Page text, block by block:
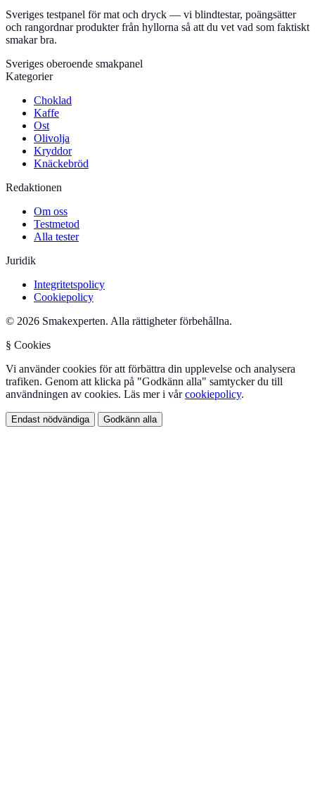
Sveriges testpanel för mat och dryck — vi blindtestar, poängsätter
och rangordnar produkter från hyllorna så att du vet vad som faktiskt
smakar bra.
Sveriges oberoende smakpanel
Kategorier
Choklad
Kaffe
Ost
Olivolja
Kryddor
Knäckebröd
Redaktionen
Om oss
Testmetod
Alla tester
Juridik
Integritetspolicy
Cookiepolicy
© 2026 Smakexperten. Alla rättigheter förbehållna.
§ Cookies
Vi använder cookies för att förbättra din upplevelse och analysera
trafiken. Genom att klicka på "Godkänn alla" samtycker du till
användningen av cookies. Läs mer i vårcookiepolicy.
Endast nödvändiga Godkänn alla